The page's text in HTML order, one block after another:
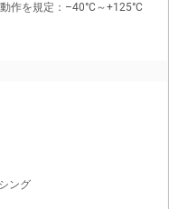
作を規定：–40°C～+125°C
ング